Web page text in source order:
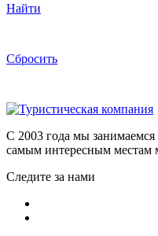
Найти
Сбросить
C 2003 года мы
самым интересным местам
Следите за нами